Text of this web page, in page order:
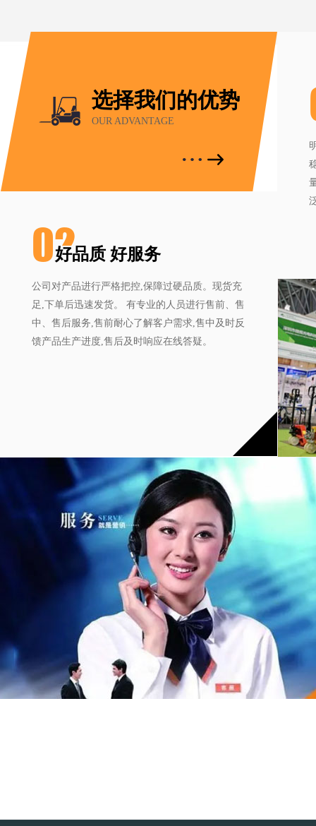
选择我们的优势
OUR ADVANTAGE
02好品质 好服务
公司对产品进行严格把控,保障过硬品质。现货充
足,下单后迅速发货。 有专业的人员进行售前、售
中、售后服务,售前耐心了解客户需求,售中及时反
馈产品生产进度,售后及时响应在线答疑。